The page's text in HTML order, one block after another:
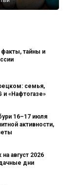
факты, тайны и
семья,
и «Нафтогазе»
16–17 июля
активности,
август 2026
дни